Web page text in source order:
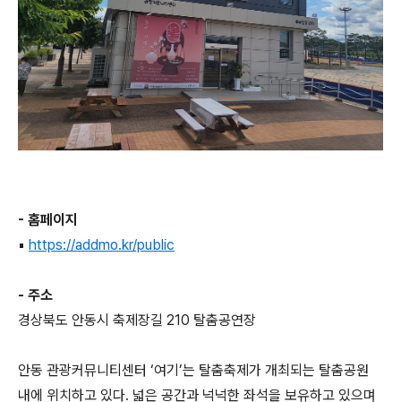
- 홈페이지
▪ https://addmo.kr/public
- 주소
경상북도 안동시 축제장길 210 탈춤공연장
안동 관광커뮤니티센터 ‘여기’는 탈춤축제가 개최되는 탈춤공원
내에 위치하고 있다. 넓은 공간과 넉넉한 좌석을 보유하고 있으며